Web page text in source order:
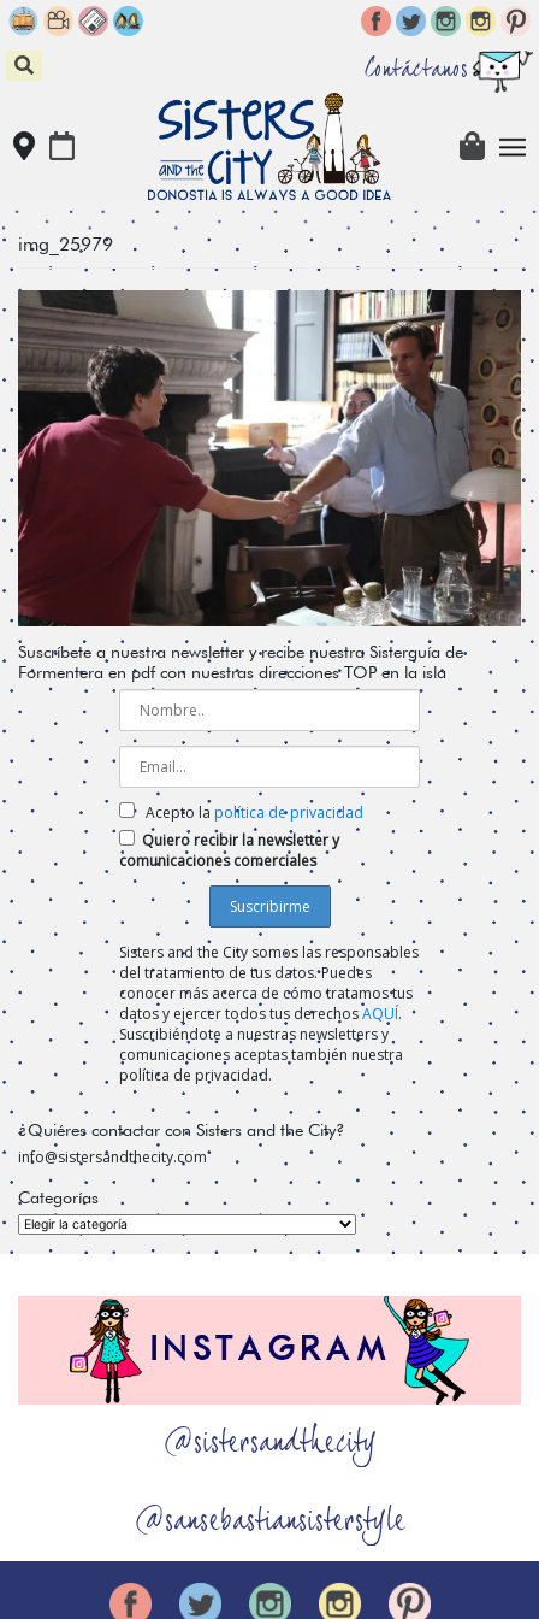
Skip
to
content
Contáctanos
img_25979
Suscríbete a nuestra newsletter y recibe nuestra Sisterguía de
Formentera en pdf con nuestras direcciones TOP en la isla
Acepto la política de privacidad
Quiero recibir la newsletter y
comunicaciones comerciales
Sisters and the City somos las responsables
del tratamiento de tus datos. Puedes
conocer más acerca de cómo tratamos tus
datos y ejercer todos tus derechosAQUÍ.
Suscribiéndote a nuestras newsletters y
comunicaciones aceptas también nuestra
política de privacidad.
¿Quiéres contactar con Sisters and the City?
info@sistersandthecity.com
Categorías
Categorías
@sistersandthecity
@sansebastiansisterstyle